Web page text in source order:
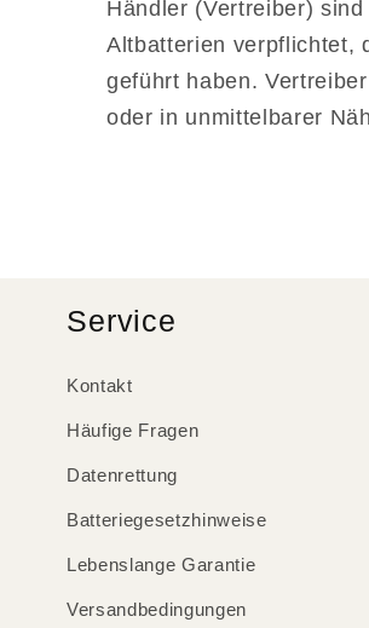
Händler (Vertreiber)
Altbatterien verpflichtet,
geführt haben.
oder in unmittelbarer
Service
Kontakt
Häufige Fragen
Datenrettung
Batteriegesetzhinweise
Lebenslange Garantie
Versandbedingungen